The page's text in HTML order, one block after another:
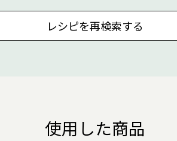
レシピを再検索する
使用した商品